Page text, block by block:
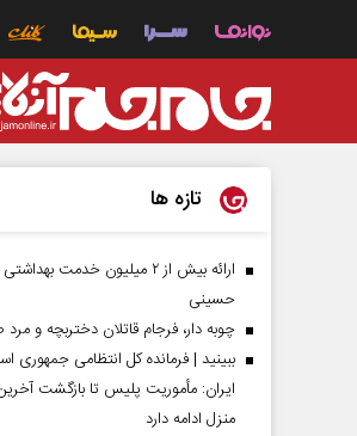
تازه ها
ارائه بیش از ۲ میلیون خدمت
حسینی
چوبه دار، فرجام قاتلان دختربچه و
ببینید | فرمانده کل انتظامی جمهوری
ایران­: مأموریت پلیس تا بازگشت آخرین
منزل ادامه دارد